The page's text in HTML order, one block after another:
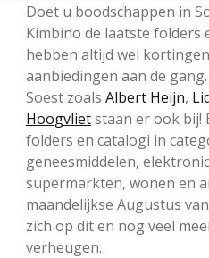
Doet u boodschappen in
Kimbino de laatste folders
hebben altijd wel
aanbiedingen aan de
Soest zoals Albert Heijn,
Hoogvlietstaan er ook bij!
folders en catalogi in
geneesmiddelen,
supermarkten, wonen en
maandelijkse Augustus
zich op dit en nog veel
verheugen.